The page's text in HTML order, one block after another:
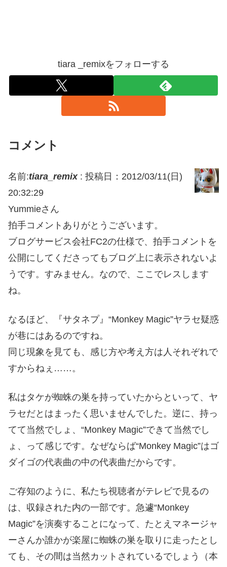
tiara _remixをフォローする
コメント
名前:tiara_remix: 投稿日：2012/03/11(日)
20:32:29
Yummieさん
拍手コメントありがとうございます。
ブログサービス会社FC2の仕様で、拍手コメントを
公開にしてくださってもブログ上に表示されないよ
うです。すみません。なので、ここでレスします
ね。
なるほど、『サタネプ』“Monkey Magic”ヤラセ疑惑
が巷にはあるのですね。
同じ現象を見ても、感じ方や考え方は人それぞれで
すからねぇ……。
私はタケが蜘蛛の巣を持っていたからといって、ヤ
ラセだとはまったく思いませんでした。逆に、持っ
てて当然でしょ、“Monkey Magic”できて当然でし
ょ、って感じです。なぜならば“Monkey Magic”はゴ
ダイゴの代表曲の中の代表曲だからです。
ご存知のように、私たち視聴者がテレビで見るの
は、収録された内の一部です。急遽“Monkey
Magic”を演奏することになって、たとえマネージャ
ーさんか誰かが楽屋に蜘蛛の巣を取りに走ったとし
ても、その間は当然カットされているでしょう（本